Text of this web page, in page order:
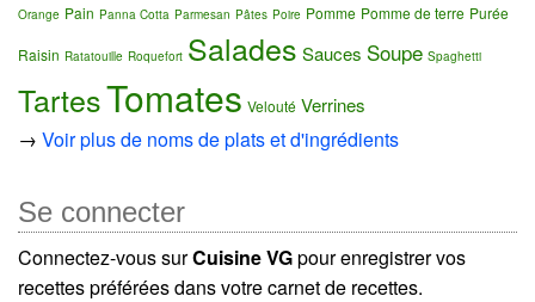
Orange Pain Panna Cotta Parmesan Pâtes Poire Pomme Pomme de terre Purée
Raisin Ratatouille Roquefort Salades Sauces Soupe Spaghetti
TartesTomates Velouté Verrines
→ Voir plus de noms de plats et d'ingrédients
Se connecter
Connectez-vous surCuisine VGpour enregistrer vos
recettes préférées dans votre carnet de recettes.